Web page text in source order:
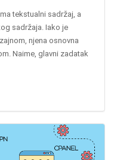
tekstualni sadržaj, a
sadržaja. Iako je
njena osnovna
Naime, glavni zadatak